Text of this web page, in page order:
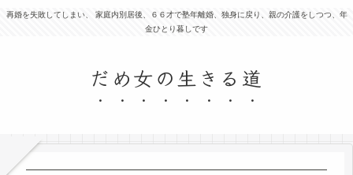
再婚を失敗してしまい、 家庭内別居後、６６才で塾年離婚、独身に戻り、親の介護をしつつ、年
金ひとり暮しです
だめ女の生きる道